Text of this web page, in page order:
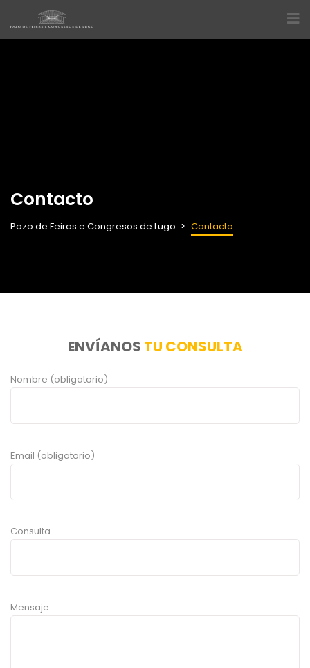
Contacto
Pazo de Feiras e Congresos de Lugo Contacto
ENVÍANOS TU CONSULTA
Nombre (obligatorio)
Email (obligatorio)
Consulta
Mensaje